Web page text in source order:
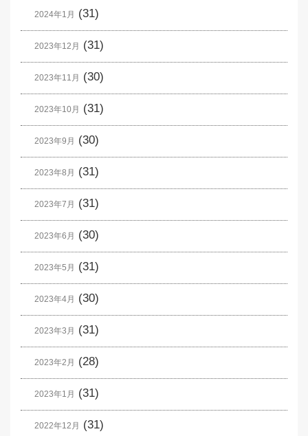
2024年1月 (31)
2023年12月 (31)
2023年11月 (30)
2023年10月 (31)
2023年9月 (30)
2023年8月 (31)
2023年7月 (31)
2023年6月 (30)
2023年5月 (31)
2023年4月 (30)
2023年3月 (31)
2023年2月 (28)
2023年1月 (31)
2022年12月 (31)